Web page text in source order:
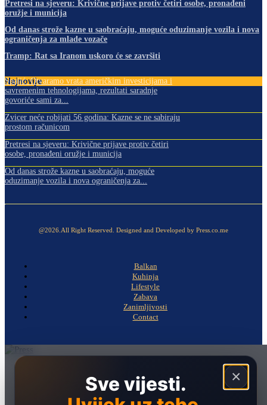
Pretresi na sjeveru: Krivične prijave protiv četiri osobe, pronađeni
oružje i municija
Od danas strože kazne u saobraćaju, moguće oduzimanje vozila i nova
ograničenja za mlade vozače
Tramp: Rat sa Iranom uskoro će se završiti
Najnovije
Spajić: Otvaramo vrata američkim investicijama i
savremenim tehnologijama, rezultati saradnje
govoriće sami za...
Zvicer neće robijati 56 godina: Kazne se ne sabiraju
prostom računicom
Pretresi na sjeveru: Krivične prijave protiv četiri
osobe, pronađeni oružje i municija
Od danas strože kazne u saobraćaju, moguće
oduzimanje vozila i nova ograničenja za...
@2026.All Right Reserved. Designed and Developed by Press.co.me
Balkan
Kuhinja
Lifestyle
Zabava
Zanimljivosti
Contact
×
Sve vijesti.